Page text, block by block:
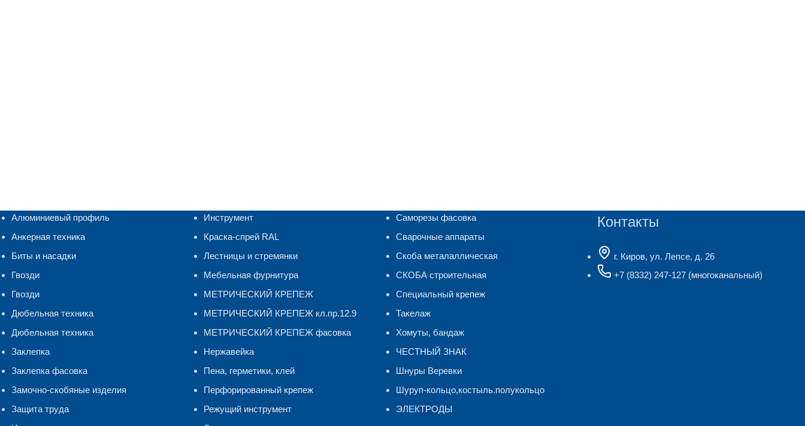
Алюминиевый профиль
Анкерная техника
Биты и насадки
Гвозди
Гвозди
Дюбельная техника
Дюбельная техника
Заклепка
Заклепка фасовка
Замочно-скобяные изделия
Защита труда
Инструмент
Краска-спрей RAL
Лестницы и стремянки
Мебельная фурнитура
МЕТРИЧЕСКИЙ КРЕПЕЖ
МЕТРИЧЕСКИЙ КРЕПЕЖ кл.пр.12.9
МЕТРИЧЕСКИЙ КРЕПЕЖ фасовка
Нержавейка
Пена, герметики, клей
Перфорированный крепеж
Режущий инструмент
Саморезы фасовка
Сварочные аппараты
Скоба металаллическая
СКОБА строительная
Специальный крепеж
Такелаж
Хомуты, бандаж
ЧЕСТНЫЙ ЗНАК
Шнуры Веревки
Шуруп-кольцо,костыль.полукольцо
ЭЛЕКТРОДЫ
Контакты
г. Киров, ул. Лепсе, д. 26
+7 (8332) 247-127 (многоканальный)